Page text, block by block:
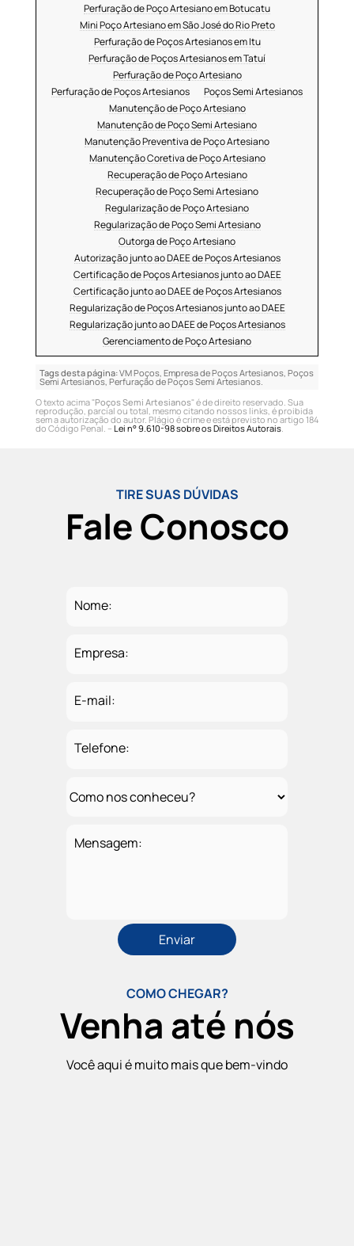
Perfuração de Poço Artesiano em Botucatu
Mini Poço Artesiano em São José do Rio Preto
Perfuração de Poços Artesianos em Itu
Perfuração de Poços Artesianos em Tatuí
Perfuração de Poço Artesiano
Perfuração de Poços Artesianos
Poços Semi Artesianos
Manutenção de Poço Artesiano
Manutenção de Poço Semi Artesiano
Manutenção Preventiva de Poço Artesiano
Manutenção Coretiva de Poço Artesiano
Recuperação de Poço Artesiano
Recuperação de Poço Semi Artesiano
Regularização de Poço Artesiano
Regularização de Poço Semi Artesiano
Outorga de Poço Artesiano
Autorização junto ao DAEE de Poços Artesianos
Certificação de Poços Artesianos junto ao DAEE
Certificação junto ao DAEE de Poços Artesianos
Regularização de Poços Artesianos junto ao DAEE
Regularização junto ao DAEE de Poços Artesianos
Gerenciamento de Poço Artesiano
Tags desta página:VM Poços, Empresa de Poços Artesianos, Poços
Semi Artesianos, Perfuração de Poços Semi Artesianos.
O texto acima "Poços Semi Artesianos" é de direito reservado. Sua
reprodução, parcial ou total, mesmo citando nossos links, é proibida
sem a autorização do autor. Plágio é crime e está previsto no artigo 184
do Código Penal. – Lei n° 9.610-98 sobre os Direitos Autorais.
TIRE SUAS DÚVIDAS
Fale Conosco
Nome:
Empresa:
E-mail:
Telefone:
Mensagem:
COMO CHEGAR?
Venha até nós
Você aqui é muito mais que bem-vindo